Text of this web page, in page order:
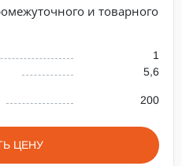
и товарного
1
5,6
200
ЦЕНУ